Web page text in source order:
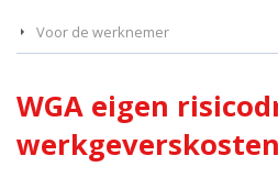
Voor de werknemer
WGA eigen